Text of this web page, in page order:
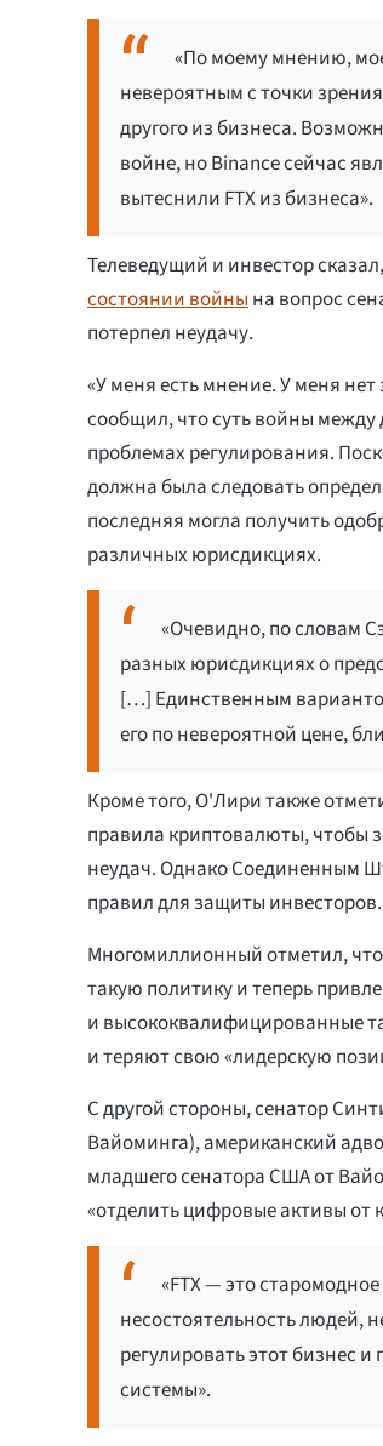
«По моему мнению,
невероятным с точки
другого из бизнеса.
войне, но Binance сейчас
вытеснили FTX из бизнеса».
Телеведущий и инвестор
состоянии войны на вопрос
потерпел неудачу.
«У меня есть мнение. У меня
сообщил, что суть войны
проблемах регулирования.
должна была следовать
последняя могла получить
различных юрисдикциях.
«Очевидно, по словам
разных юрисдикциях о
[…] Единственным
его по невероятной цене,
Кроме того, О'Лири также
правила криптовалюты, чтобы
неудач. Однако Соединенным
правил для защиты инвесторов.
Многомиллионный отметил,
такую политику и теперь
и высококвалифицированные
и теряют свою «лидерскую
С другой стороны, сенатор
Вайоминга), американский
младшего сенатора США от
«отделить цифровые активы
«FTX — это
несостоятельность людей,
регулировать этот бизнес
системы».